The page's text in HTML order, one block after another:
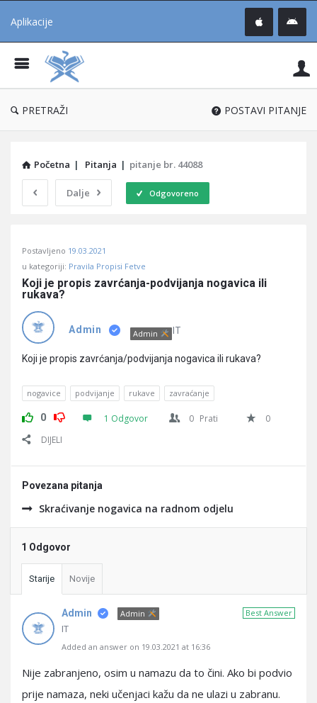
Aplikacije
®
PRETRAŽI POSTAVI PITANJE
Početna | Pitanja | pitanje br. 44088
Dalje Odgovoreno
Učene
Latest
Pitanja
Postavljeno 19.03.2021
u kategoriji: Pravila Propisi Fetve
Koji je propis zavrćanja-podvijanja nogavica ili
rukava?
Admin Admin IT
Koji je propis zavrćanja/podvijanja nogavica ili rukava?
nogavice podvijanje rukave zavraćanje
0 1 Odgovor 0 Prati
0
DIJELI
Povezana pitanja
Skraćivanje nogavica na radnom odjelu
1 Odgovor
Starije Novije
Best Answer
Admin Admin
IT
Added an answer on 19.03.2021 at 16:36
Nije zabranjeno, osim u namazu da to čini. Ako bi podvio
prije namaza, neki učenjaci kažu da ne ulazi u zabranu.